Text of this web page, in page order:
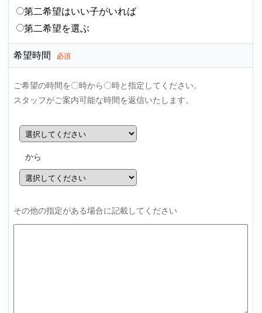
第二希望はいい子がいれば
第二希望を選ぶ
希望時間 必須
ご希望の時間を〇時から〇時と指定してください。
スタッフがご案内可能な時間を返信いたします。
から
その他の指定がある場合に記載してください